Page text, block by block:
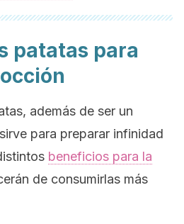
patatas para
además de ser un
para preparar infinidad
beneficios para la
de consumirlas más